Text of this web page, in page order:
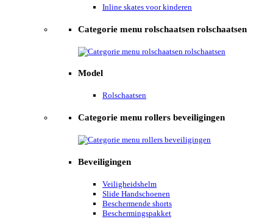
Inline skates voor kinderen
Categorie menu rolschaatsen rolschaatsen
Model
Rolschaatsen
Categorie menu rollers beveiligingen
Beveiligingen
Veiligheidshelm
Slide Handschoenen
Beschermende shorts
Beschermingspakket